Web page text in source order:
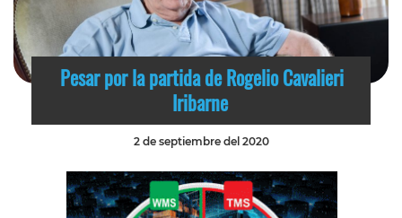
Pesar por la partida de Rogelio Cavalieri
Iribarne
2 de septiembre del 2020